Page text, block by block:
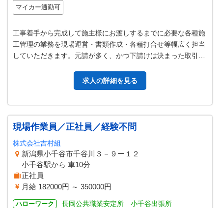
マイカー通勤可
工事着手から完成して施主様にお渡しするまでに必要な各種施
工管理の業務を現場運営・書類作成・各種打合せ等幅広く担当
していただきます。元請が多く、かつ下請けは決まった取引先
求人の詳細を見る
現場作業員／正社員／経験不問
株式会社吉村組
新潟県小千谷市千谷川３－９ー１２
小千谷駅から 車10分
正社員
月給 182000円 ～ 350000円
ハローワーク 長岡公共職業安定所 小千谷出張所